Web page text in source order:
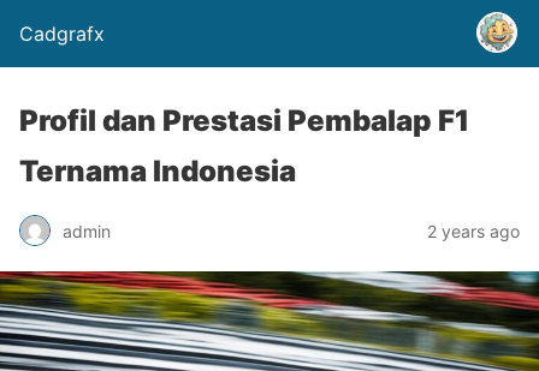
Cadgrafx
Profil dan Prestasi Pembalap F1
Ternama Indonesia
admin 2 years ago